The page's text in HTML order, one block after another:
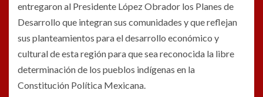
entregaron al Presidente López Obrador los Planes de
Desarrollo que integran sus comunidades y que reflejan
sus planteamientos para el desarrollo económico y
cultural de esta región para que sea reconocida la libre
determinación de los pueblos indígenas en la
Constitución Política Mexicana.